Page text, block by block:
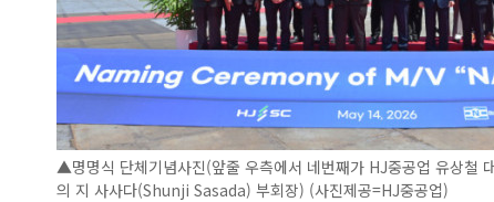
▲명명식 단체기념사진(앞줄 우측에서 네번째가 HJ중공업 유상철
의 지 사사다(Shunji Sasada) 부회장) (사진제공=HJ중공업)